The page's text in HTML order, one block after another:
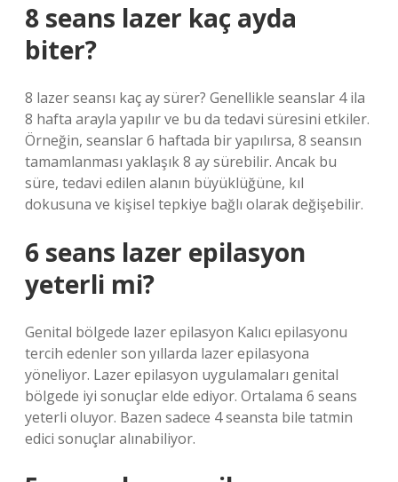
8 seans lazer kaç ayda
biter?
8 lazer seansı kaç ay sürer? Genellikle seanslar 4 ila
8 hafta arayla yapılır ve bu da tedavi süresini etkiler.
Örneğin, seanslar 6 haftada bir yapılırsa, 8 seansın
tamamlanması yaklaşık 8 ay sürebilir. Ancak bu
süre, tedavi edilen alanın büyüklüğüne, kıl
dokusuna ve kişisel tepkiye bağlı olarak değişebilir.
6 seans lazer epilasyon
yeterli mi?
Genital bölgede lazer epilasyon Kalıcı epilasyonu
tercih edenler son yıllarda lazer epilasyona
yöneliyor. Lazer epilasyon uygulamaları genital
bölgede iyi sonuçlar elde ediyor. Ortalama 6 seans
yeterli oluyor. Bazen sadece 4 seansta bile tatmin
edici sonuçlar alınabiliyor.